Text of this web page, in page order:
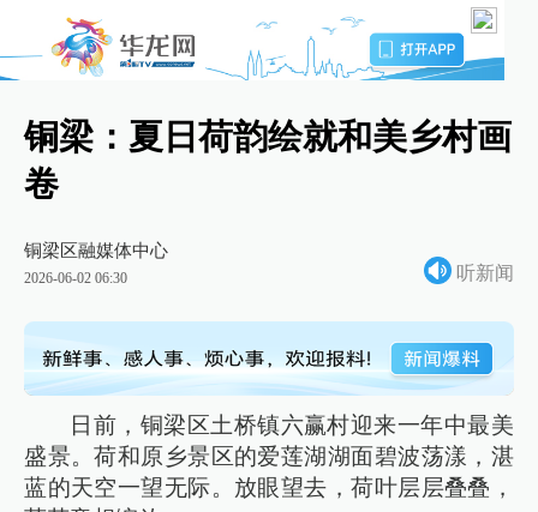
铜梁：夏日荷韵绘就和美乡村画
卷
铜梁区融媒体中心
2026-06-02 06:30 听新闻
日前，铜梁区土桥镇六赢村迎来一年中最美
盛景。荷和原乡景区的爱莲湖湖面碧波荡漾，湛
蓝的天空一望无际。放眼望去，荷叶层层叠叠，